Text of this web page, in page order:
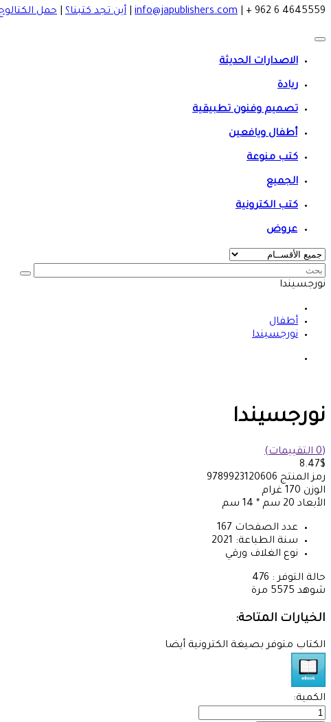
4645559 6 962 +
info@japublishers.com أين تجد كتبنا؟ حمل
الاصدارات الحديثة
ريادة
تصميم وفنون تطبيقية
أطفال ويافعين
كتب منوعة
الجميع
كتب الكترونية
عروض
نورجسيندا
أطفال
نورجسيندا
نورجسيندا
(0 التقييمات)
8.47$
رمز المنتج 9789923120606
الوزن 170 غرام
الأبعاد 20 سم * 14 سم
عدد الصفحات 167
سنة الطباعة: 2021
نوع الغلاف ورقي
حالة التوفر : 476
شوهد 5575 مرة
الخيارات المتاحة:
الكتاب متوفر بصيغة الكترونية أيضا
الكمية: